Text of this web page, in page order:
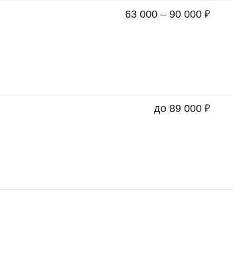
63 000 – 90 000 ₽
до 89 000 ₽